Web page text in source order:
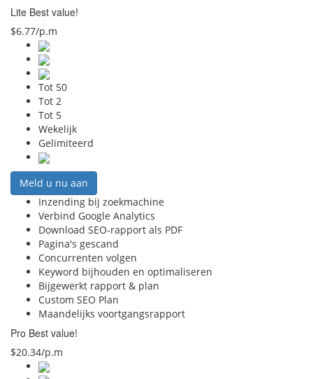
Lite Best value!
$6.77/p.m
Tot 50
Tot 2
Tot 5
Wekelijk
Gelimiteerd
Meld u nu aan
Inzending bij zoekmachine
Verbind Google Analytics
Download SEO-rapport als PDF
Pagina's gescand
Concurrenten volgen
Keyword bijhouden en optimaliseren
Bijgewerkt rapport & plan
Custom SEO Plan
Maandelijks voortgangsrapport
Pro Best value!
$20.34/p.m